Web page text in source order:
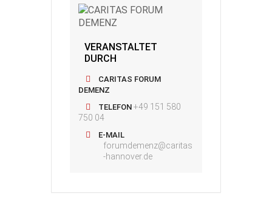
VERANSTALTET
DURCH
CARITAS FORUM
DEMENZ
TELEFON +49 151 580
750 04
E-MAIL
forumdemenz@caritas
-hannover.de